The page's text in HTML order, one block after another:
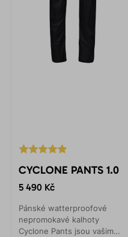
CYCLONE PANTS 1.0
5 490 Kč
Pánské watterproofové
nepromokavé kalhoty
Cyclone Pants jsou vašim